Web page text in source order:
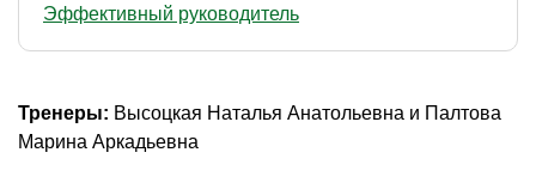
Эффективный руководитель
Тренеры: Высоцкая Наталья Анатольевна и Палтова
Марина Аркадьевна